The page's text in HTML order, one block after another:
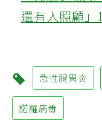
還有人照顧
急性腸胃炎
諾羅病毒